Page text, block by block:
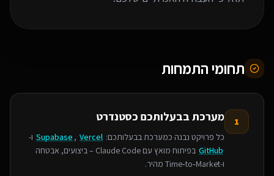
תחומי התמחות
1 מערכת בבעלותכם כסטנדרט
כל פרויקט נבנה כמערכת בבעלותכם: Supabase , Vercel
ו-
GitHub
בפיתוח מואץ עם Claude Code – ביצועים, אבטחה
ו‑Time‑to‑Market מהיר.